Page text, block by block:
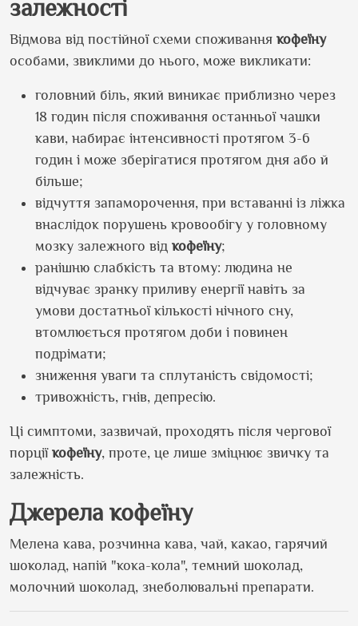
залежності
Відмова від постійної схеми споживання кофеїну
особами, звиклими до нього, може викликати:
головний біль, який виникає приблизно через
18 годин після споживання останньої чашки
кави, набирає інтенсивності протягом 3-6
годин і може зберігатися протягом дня або й
більше;
відчуття запаморочення, при вставанні із ліжка
внаслідок порушень кровообігу у головному
мозку залежного від кофеїну;
ранішню слабкість та втому: людина не
відчуває зранку приливу енергії навіть за
умови достатньої кількості нічного сну,
втомлюється протягом доби і повинен
подрімати;
зниження уваги та сплутаність свідомості;
тривожність, гнів, депресію.
Ці симптоми, зазвичай, проходять після чергової
порції кофеїну, проте, це лише зміцнює звичку та
залежність.
Джерела кофеїну
Мелена кава, розчинна кава, чай, какао, гарячий
шоколад, напій "кока-кола", темний шоколад,
молочний шоколад, знеболювальні препарати.